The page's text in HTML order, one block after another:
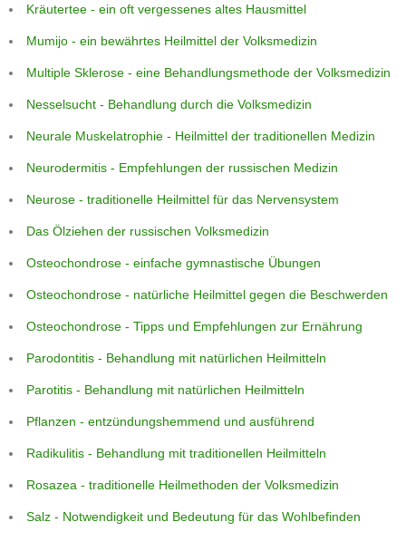
Kräutertee - ein oft vergessenes altes Hausmittel
Mumijo - ein bewährtes Heilmittel der Volksmedizin
Multiple Sklerose - eine Behandlungsmethode der Volksmedizin
Nesselsucht - Behandlung durch die Volksmedizin
Neurale Muskelatrophie - Heilmittel der traditionellen Medizin
Neurodermitis - Empfehlungen der russischen Medizin
Neurose - traditionelle Heilmittel für das Nervensystem
Das Ölziehen der russischen Volksmedizin
Osteochondrose - einfache gymnastische Übungen
Osteochondrose - natürliche Heilmittel gegen die Beschwerden
Osteochondrose - Tipps und Empfehlungen zur Ernährung
Parodontitis - Behandlung mit natürlichen Heilmitteln
Parotitis - Behandlung mit natürlichen Heilmitteln
Pflanzen - entzündungshemmend und ausführend
Radikulitis - Behandlung mit traditionellen Heilmitteln
Rosazea - traditionelle Heilmethoden der Volksmedizin
Salz - Notwendigkeit und Bedeutung für das Wohlbefinden